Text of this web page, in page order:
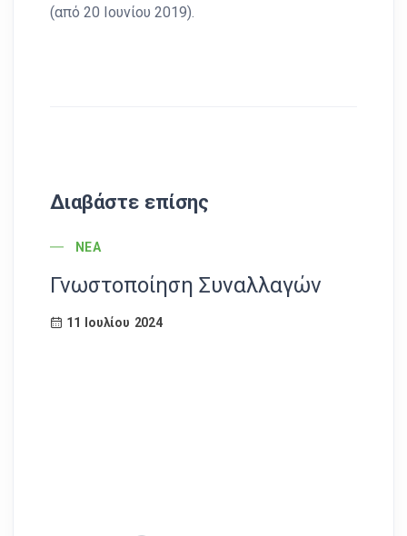
(από 20 Ιουνίου 2019).
Διαβάστε επίσης
POST CATEGORY
ΝΈΑ
Γνωστοποίηση Συναλλαγών
11 Ιουλίου 2024